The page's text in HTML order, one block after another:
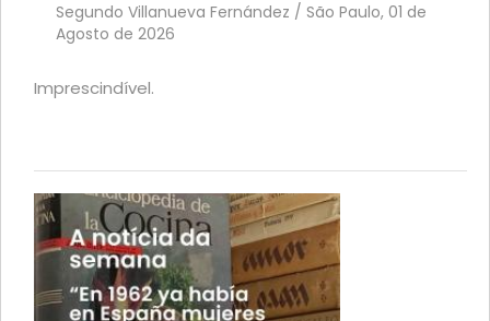
Segundo Villanueva Fernández / São Paulo, 01 de
Agosto de 2026
Imprescindível.